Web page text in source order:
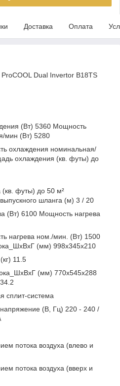
Доставка Оплата
Dual Invertor B18TS
(Вт) 5360 Мощность
мин (Вт) 5280
охлаждения номинальная/
охлаждения (кв. футы) до
(кв. футы) до 50 м²
шланга (м) 3 / 20
(Вт) 6100 Мощность нагрева
нагрева ном./мин. (Вт) 1500
(мм) 998x345x210
11.5
(мм) 770x545x288
cплит-система
(В, Гц) 220 - 240 /
потока воздуха (влево и
потока воздуха (вверх и